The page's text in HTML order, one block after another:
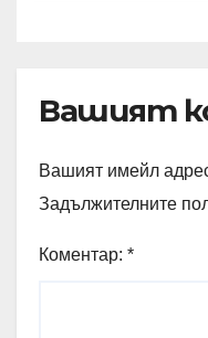
Вашият
Вашият имейл
Задължителните
Коментар: *